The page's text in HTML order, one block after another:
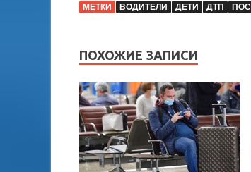
МЕТКИ ВОДИТЕЛИ ДЕТИ ДТП
ПОХОЖИЕ ЗАПИСИ